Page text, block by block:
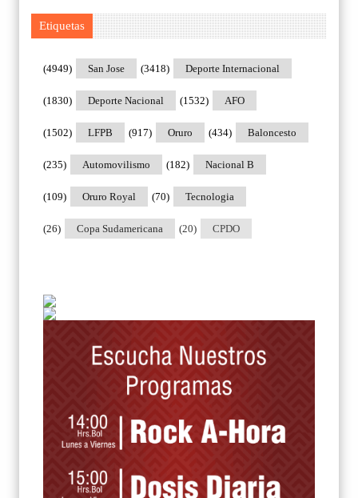
Etiquetas
San Jose
(4949) Deporte Internacional
(3418)
Deporte Nacional
(1830) AFO
(1532)
LFPB
(1502) Oruro
(917) Baloncesto
(434)
Automovilismo
(235) Nacional B
(182)
Oruro Royal
(109) Tecnologia
(70)
Copa Sudamericana
(26) CPDO
(20)